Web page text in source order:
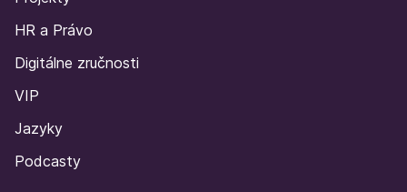
HR a Právo
Digitálne zručnosti
VIP
Jazyky
Podcasty